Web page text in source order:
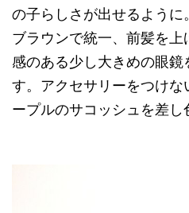
の子らしさが出せるように
ブラウンで統一、前髪を
感のある少し大きめの眼
す。アクセサリーをつけ
ープルのサコッシュを差し